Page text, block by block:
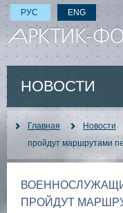
РУС ENG
НОВОСТИ
Главная Новости
пройдут маршрутами
ПРОЙДУТ